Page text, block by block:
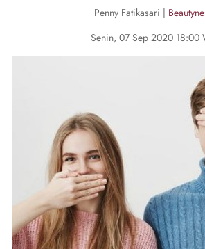
Penny Fatikasari |
Senin, 07 Sep 2020 18:00